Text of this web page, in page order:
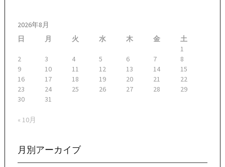
2026年8月
日
月 火 水 木 金
土
1
2
3 4 5 6 7
8
9
10 11 12 13 14
15
16
17 18 19 20 21
22
23
24 25 26 27 28
29
30
31
« 10月
月別アーカイブ